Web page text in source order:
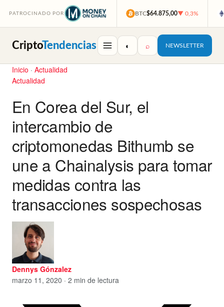
PATROCINADO POR BTC$64.875,00▼ 0,3%
CriptoTendencias ◐ ⌕ NEWSLETTER
Inicio · Actualidad
Actualidad
En Corea del Sur, el
intercambio de
criptomonedas Bithumb se
une a Chainalysis para tomar
medidas contra las
transacciones sospechosas
Dennys Gónzalez
marzo 11, 2020 · 2 min de lectura